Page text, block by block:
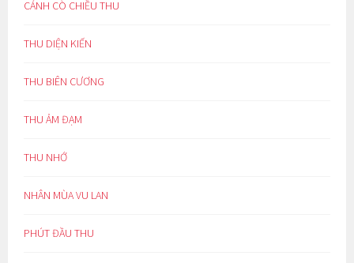
CÁNH CÒ CHIỀU THU
THU DIỆN KIẾN
THU BIÊN CƯƠNG
THU ẢM ĐẠM
THU NHỚ
NHÂN MÙA VU LAN
PHÚT ĐẦU THU